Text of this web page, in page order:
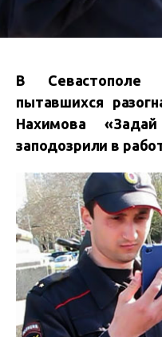
В Севастополе
пытавшихся
Нахимова
заподозрили в